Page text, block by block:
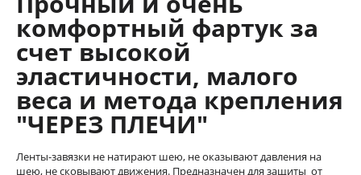
комфортный фартук за
счет высокой
эластичности, малого
веса и метода крепления
"ЧЕРЕЗ ПЛЕЧИ"
Ленты-завязки не натирают шею, не оказывают давления на
шею, не сковывают движения. Предназначен для защиты от